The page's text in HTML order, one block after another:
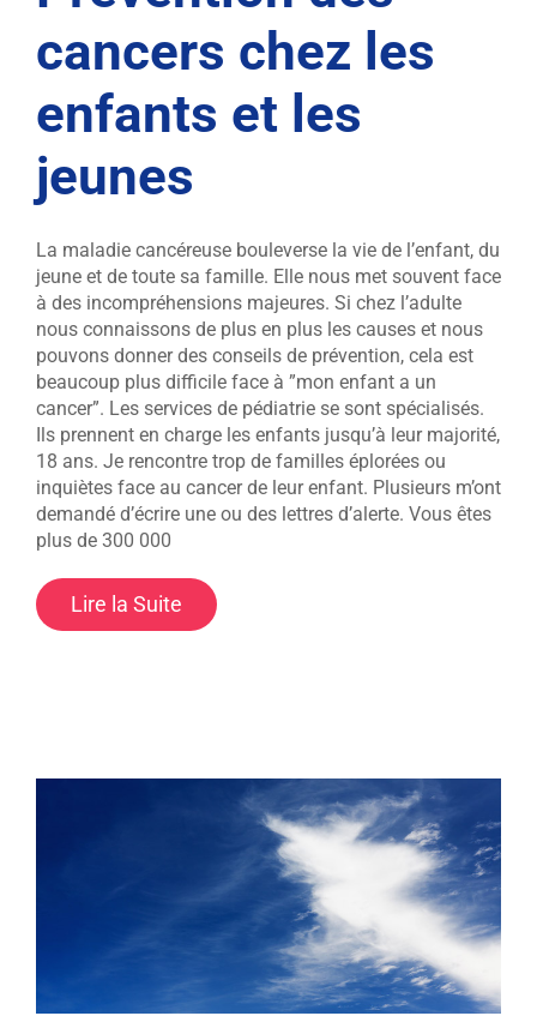
cancers chez les
enfants et les
jeunes
La maladie cancéreuse bouleverse la vie de l’enfant, du
jeune et de toute sa famille. Elle nous met souvent face
à des incompréhensions majeures. Si chez l’adulte
nous connaissons de plus en plus les causes et nous
pouvons donner des conseils de prévention, cela est
beaucoup plus difficile face à ”mon enfant a un
cancer”. Les services de pédiatrie se sont spécialisés.
Ils prennent en charge les enfants jusqu’à leur majorité,
18 ans. Je rencontre trop de familles éplorées ou
inquiètes face au cancer de leur enfant. Plusieurs m’ont
demandé d’écrire une ou des lettres d’alerte. Vous êtes
plus de 300 000
Lire la Suite